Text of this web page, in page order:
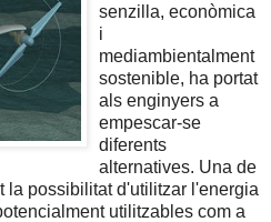
senzilla, econòmica
i
mediambientalment
sostenible, ha portat
als enginyers a
empescar-se
diferents
alternatives. Una de
la possibilitat d'utilitzar l'energia
utilitzables com a